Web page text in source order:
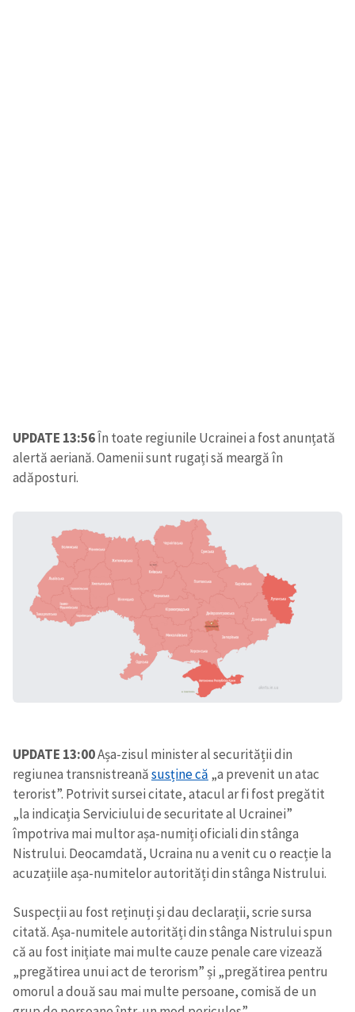
UPDATE 13:56În toate regiunile Ucrainei a fost anunțată
alertă aeriană. Oamenii sunt rugați să meargă în
adăposturi.
UPDATE 13:00Așa-zisul minister al securității din
regiunea transnistreanăsusține că „a prevenit un atac
terorist”. Potrivit sursei citate, atacul ar fi fost pregătit
„la indicația Serviciului de securitate al Ucrainei”
împotriva mai multor așa-numiți oficiali din stânga
Nistrului. Deocamdată, Ucraina nu a venit cu o reacție la
acuzațiile așa-numitelor autorități din stânga Nistrului.
Suspecții au fost reținuți și dau declarații, scrie sursa
citată. Așa-numitele autorități din stânga Nistrului spun
că au fost inițiate mai multe cauze penale care vizează
„pregătirea unui act de terorism” și „pregătirea pentru
omorul a două sau mai multe persoane, comisă de un